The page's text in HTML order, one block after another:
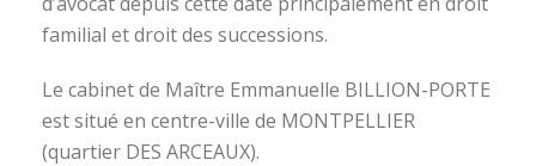
familial et droit des successions.
Le cabinet de Maître Emmanuelle BILLION-PORTE
est situé en centre-ville de MONTPELLIER
(quartier DES ARCEAUX).